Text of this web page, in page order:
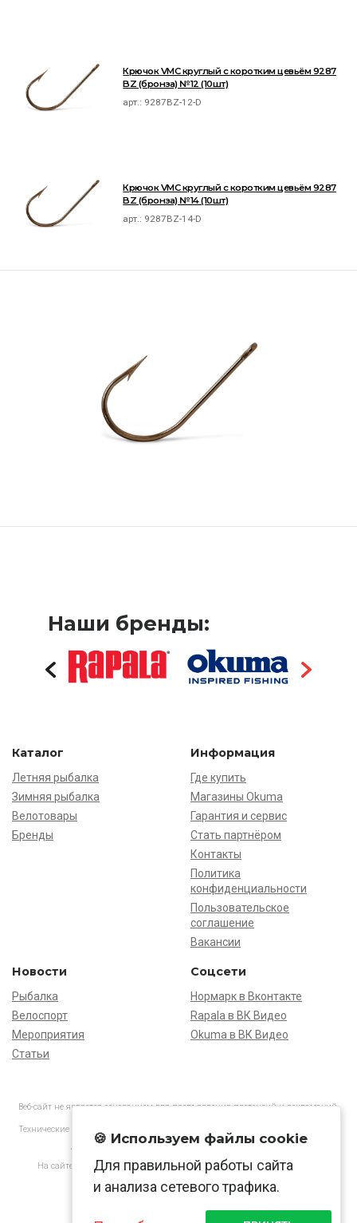
Крючок VMC круглый с коротким цевьём 9287
BZ (бронза) №12 (10шт)
арт.: 9287BZ-12-D
Крючок VMC круглый с коротким цевьём 9287
BZ (бронза) №14 (10шт)
арт.: 9287BZ-14-D
Наши бренды:
Каталог
Летняя рыбалка
Зимняя рыбалка
Велотовары
Бренды
Информация
Где купить
Магазины Okuma
Гарантия и сервис
Стать партнёром
Контакты
Политика
конфиденциальности
Пользовательское
соглашение
Вакансии
Новости
Рыбалка
Велоспорт
Мероприятия
Статьи
Соцсети
Нормарк в Вконтакте
Rapala в ВК Видео
Okuma в ВК Видео
Веб-сайт не является основанием для предъявления претензий и рекламаций,
Технические характеристики товаров могут отличаться от указанных на сайте.
АО «Нормарк» ИНН 7728172512 ОГРН 1037739603505
На сайте применяютсярекомендательные технологиив соответствии
🍪 Используем файлы cookie
Для правильной работы сайта
и анализа сетевого трафика.